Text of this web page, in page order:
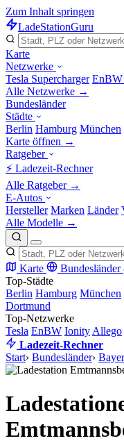
Zum Inhalt springen
LadeStationGuru
Karte
Netzwerke
Tesla Supercharger
Alle Netzwerke →
Bundesländer
Städte
Berlin Hamburg München
Karte öffnen →
Ratgeber
⚡ Ladezeit-Rechner
Alle Ratgeber →
E-Autos
Hersteller Marken Länder
Alle Modelle →
Karte Bundesländer
Top-Städte
Berlin Hamburg München
Dortmund
Top-Netzwerke
Tesla EnBW Ionity Allego
Ladezeit-Rechner
Start› Bundesländer›